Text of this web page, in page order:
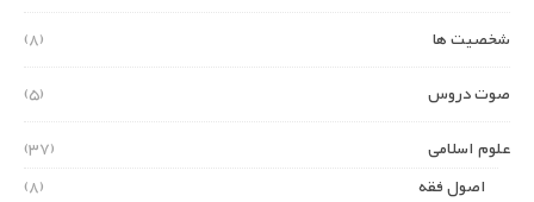
شخصیت ها
(8)
صوت دروس
(5)
علوم اسلامی
(37)
اصول فقه
(8)